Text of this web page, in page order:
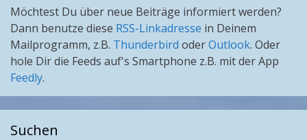
Möchtest Du über neue Beiträge informiert werden?
Dann benutze diese RSS-Linkadresse in Deinem
Mailprogramm, z.B. Thunderbird oderOutlook. Oder
hole Dir die Feeds auf's Smartphone z.B. mit der App
Feedly.
Suchen